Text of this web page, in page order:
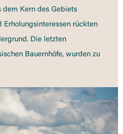
dem Kern des Gebiets
Erholungsinteressen rückten
Die letzten
Bauernhöfe, wurden zu